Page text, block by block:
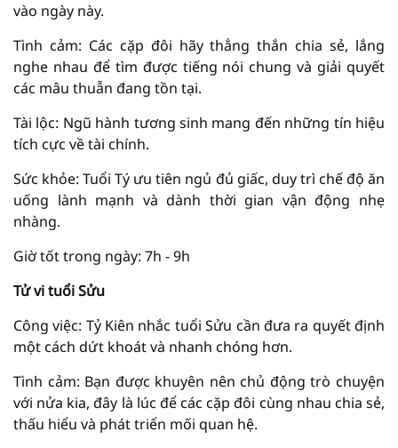
vào ngày này.
Tình cảm: Các cặp đôi hãy thẳng thắn chia sẻ, lắng
nghe nhau để tìm được tiếng nói chung và giải quyết
các mâu thuẫn đang tồn tại.
Tài lộc: Ngũ hành tương sinh mang đến những tín hiệu
tích cực về tài chính.
Sức khỏe: Tuổi Tý ưu tiên ngủ đủ giấc, duy trì chế độ ăn
uống lành mạnh và dành thời gian vận động nhẹ
nhàng.
Giờ tốt trong ngày: 7h - 9h
Tử vi tuổi Sửu
Công việc: Tỷ Kiên nhắc tuổi Sửu cần đưa ra quyết định
một cách dứt khoát và nhanh chóng hơn.
Tình cảm: Bạn được khuyên nên chủ động trò chuyện
với nửa kia, đây là lúc để các cặp đôi cùng nhau chia sẻ,
thấu hiểu và phát triển mối quan hệ.